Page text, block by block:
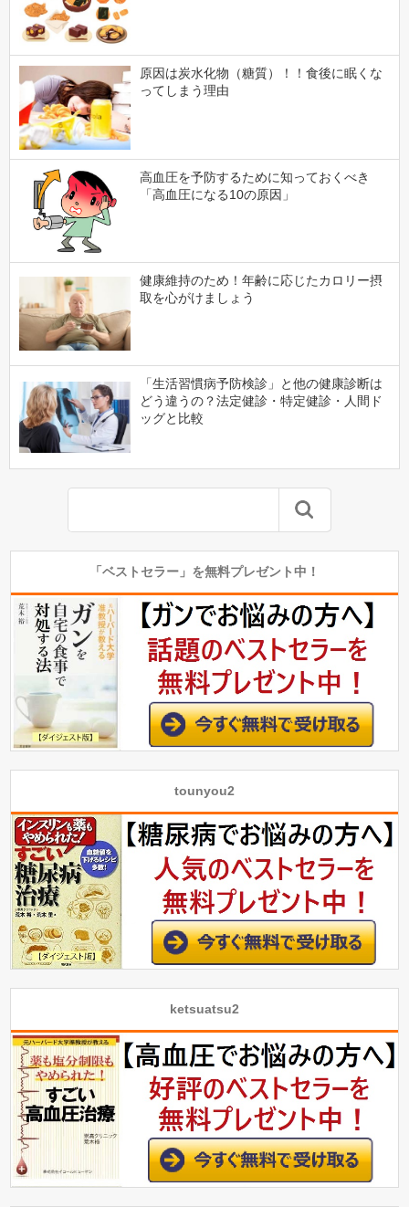
原因は炭水化物（糖質）！！食後に眠くな
ってしまう理由
高血圧を予防するために知っておくべき
「高血圧になる10の原因」
健康維持のため！年齢に応じたカロリー摂
取を心がけましょう
「生活習慣病予防検診」と他の健康診断は
どう違うの？法定健診・特定健診・人間ド
ッグと比較
「ベストセラー」を無料プレゼント中！
tounyou2
ketsuatsu2